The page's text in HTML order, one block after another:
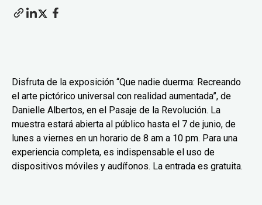
Disfruta de la exposición “Que nadie duerma: Recreando
el arte pictórico universal con realidad aumentada”, de
Danielle Albertos, en el Pasaje de la Revolución. La
muestra estará abierta al público hasta el 7 de junio, de
lunes a viernes en un horario de 8 am a 10 pm. Para una
experiencia completa, es indispensable el uso de
dispositivos móviles y audífonos. La entrada es gratuita.